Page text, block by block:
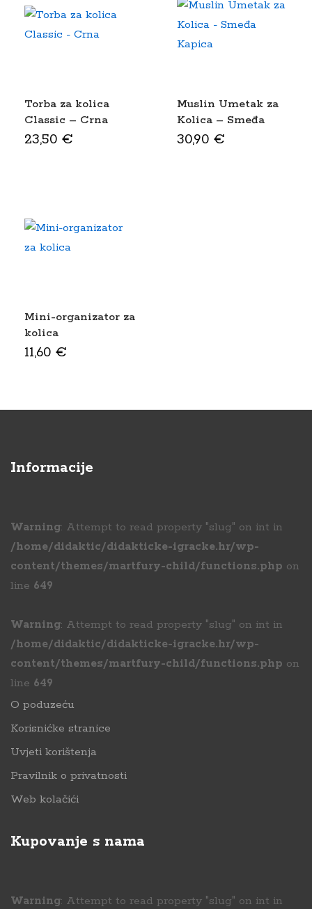
Torba za kolica
Classic – Crna
23,50 €
Muslin Umetak za
Kolica – Smeđa
Kapica
30,90 €
Mini-organizator za
kolica
11,60 €
Informacije
Warning: Attempt to read property "slug" on int in
/home/didaktic/didakticke-igracke.hr/wp-
content/themes/martfury-child/functions.php on
line 649
Warning: Attempt to read property "slug" on int in
/home/didaktic/didakticke-igracke.hr/wp-
content/themes/martfury-child/functions.php on
line 649
O poduzeću
Korisnićke stranice
Uvjeti korištenja
Pravilnik o privatnosti
Web kolačići
Kupovanje s nama
Warning: Attempt to read property "slug" on int in